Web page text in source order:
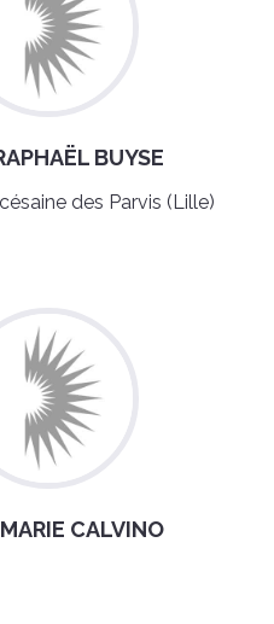
BUYSE
des Parvis (Lille)
CALVINO